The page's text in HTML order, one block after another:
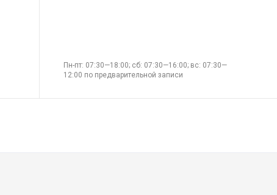
Пн-пт: 07:30—18:00; сб: 07:30—16:00; вс: 07:30—
12:00 по предварительной записи